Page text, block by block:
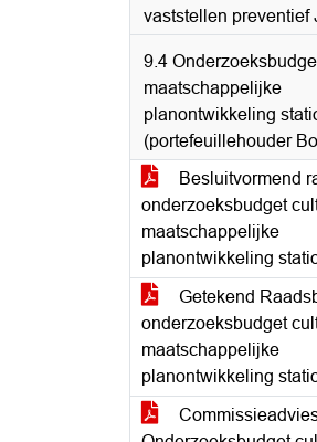
vaststellen preventief
9.4
maatschappelijke
planontwikkeling
(portefeuillehouder
Besluitvormend
onderzoeksbudget
maatschappelijke
planontwikkeling
Getekend
onderzoeksbudget
maatschappelijke
planontwikkeling